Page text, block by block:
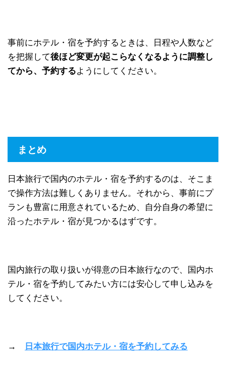
事前にホテル・宿を予約するときは、日程や人数など
を把握して後ほど変更が起こらなくなるように調整し
てから、予約するようにしてください。
まとめ
日本旅行で国内のホテル・宿を予約するのは、そこま
で操作方法は難しくありません。それから、事前にプ
ランも豊富に用意されているため、自分自身の希望に
沿ったホテル・宿が見つかるはずです。
国内旅行の取り扱いが得意の日本旅行なので、国内ホ
テル・宿を予約してみたい方には安心して申し込みを
してください。
→ 日本旅行で国内ホテル・宿を予約してみる